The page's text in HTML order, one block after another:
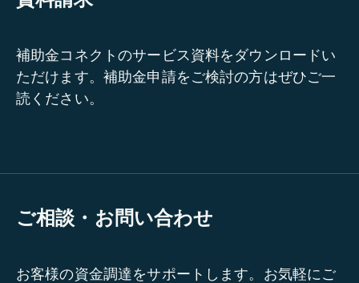
補助金コネクトのサービス資料をダウンロードい
ただけます。補助金申請をご検討の方はぜひご一
読ください。
ご相談・お問い合わせ
お客様の資金調達をサポートします。お気軽にご